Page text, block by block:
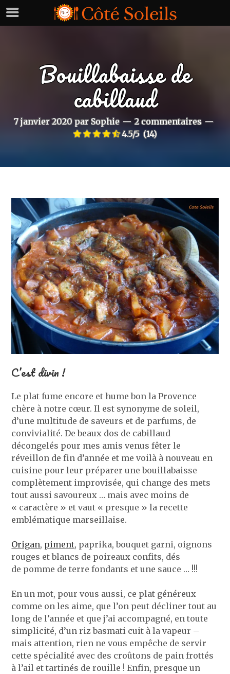
Bouillabaisse de
cabillaud
7 janvier 2020 par Sophie
2 commentaires
4.5/5 (14)
C’est divin !
Le plat fume encore et hume bon la Provence
chère à notre cœur. Il est synonyme de soleil,
d’une multitude de saveurs et de parfums, de
convivialité. De beaux dos de cabillaud
décongelés pour mes amis venus fêter le
réveillon de fin d’année et me voilà à nouveau en
cuisine pour leur préparer une bouillabaisse
complètement improvisée, qui change des mets
tout aussi savoureux … mais avec moins de
« caractère » et vaut « presque » la recette
emblématique marseillaise.
Origan, piment, paprika, bouquet garni, oignons
rouges et blancs de poireaux confits, dés
de pomme de terre fondants et une sauce … !!!
En un mot, pour vous aussi, ce plat généreux
comme on les aime, que l’on peut décliner tout au
long de l’année et que j’ai accompagné, en toute
simplicité, d’un riz basmati cuit à la vapeur –
mais attention, rien ne vous empêche de servir
cette spécialité avec des croûtons de pain frottés
à l’ail et tartinés de rouille ! Enfin, presque un